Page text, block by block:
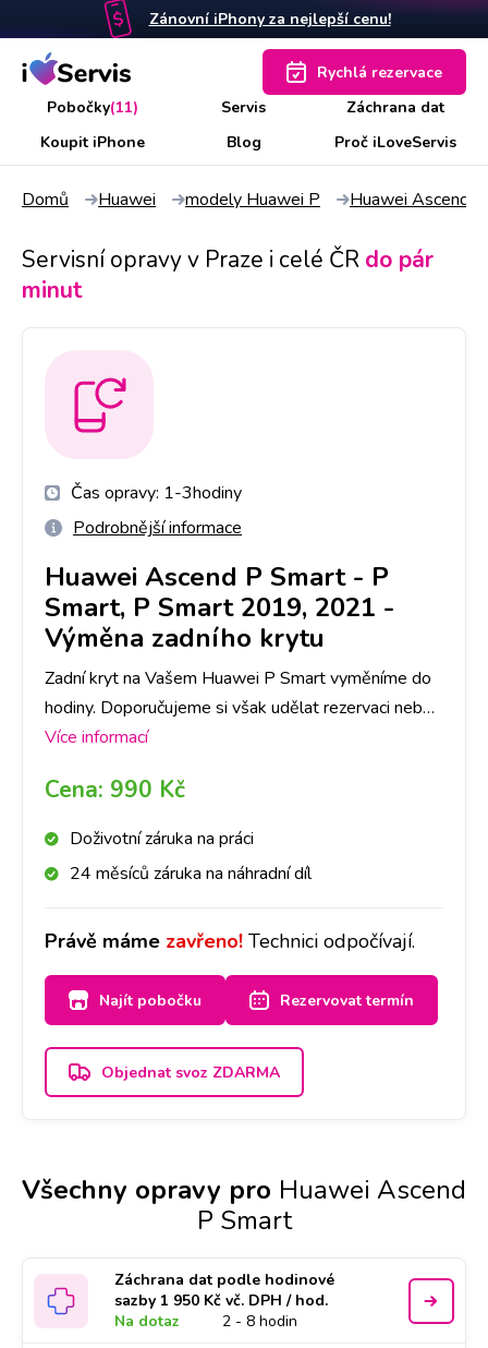
Zánovní iPhony za nejlepší cenu!
Pobočky(11) Servis
Záchrana dat
Koupit iPhone
Blog Proč iLoveServis
Rychlá rezervace
Domů Huawei modely Huawei P Huawei Ascend
Servisní opravy v Praze i celé ČR do pár
minut
Čas opravy: 1-3hodiny
Podrobnější informace
Huawei Ascend P Smart- P
Smart, P Smart 2019, 2021 -
Výměna zadního krytu
Zadní kryt na Vašem Huawei P Smart vyměníme do
hodiny. Doporučujeme si však udělat rezervaci nebo
zavolat na vybranou pobočku, ať pro Vás máme
Více informací
Cena: 990 Kč
Doživotní záruka na práci
24 měsíců záruka na náhradní díl
Právě máme zavřeno! Technici odpočívají.
Najít pobočku Rezervovat termín
Objednat svoz ZDARMA
Všechny opravy pro Huawei Ascend
P Smart
Záchrana dat podle hodinové
sazby 1 950 Kč vč. DPH / hod.
Na dotaz
2 - 8 hodin